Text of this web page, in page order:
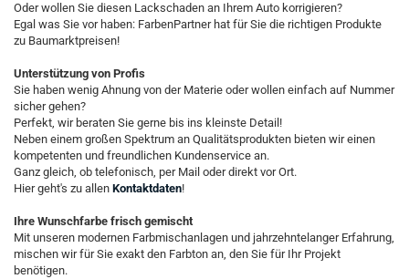
Oder wollen Sie diesen Lackschaden an Ihrem Auto korrigieren?
Egal was Sie vor haben: FarbenPartner hat für Sie die richtigen Produkte
zu Baumarktpreisen!
Unterstützung von Profis
Sie haben wenig Ahnung von der Materie oder wollen einfach auf Nummer
sicher gehen?
Perfekt, wir beraten Sie gerne bis ins kleinste Detail!
Neben einem großen Spektrum an Qualitätsprodukten bieten wir einen
kompetenten und freundlichen Kundenservice an.
Ganz gleich, ob telefonisch, per Mail oder direkt vor Ort.
Hier geht's zu allen Kontaktdaten!
Ihre Wunschfarbe frisch gemischt
Mit unseren modernen Farbmischanlagen und jahrzehntelanger Erfahrung,
mischen wir für Sie exakt den Farbton an, den Sie für Ihr Projekt
benötigen.